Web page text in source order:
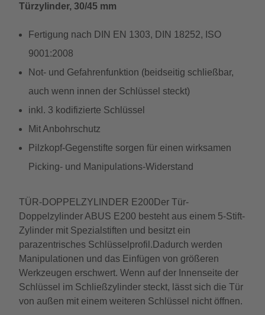
Türzylinder, 30/45 mm
Fertigung nach DIN EN 1303, DIN 18252, ISO
9001:2008
Not- und Gefahrenfunktion (beidseitig schließbar,
auch wenn innen der Schlüssel steckt)
inkl. 3 kodifizierte Schlüssel
Mit Anbohrschutz
Pilzkopf-Gegenstifte sorgen für einen wirksamen
Picking- und Manipulations-Widerstand
TÜR-DOPPELZYLINDER E200Der Tür-
Doppelzylinder ABUS E200 besteht aus einem 5-Stift-
Zylinder mit Spezialstiften und besitzt ein
parazentrisches Schlüsselprofil.Dadurch werden
Manipulationen und das Einfügen von größeren
Werkzeugen erschwert. Wenn auf der Innenseite der
Schlüssel im Schließzylinder steckt, lässt sich die Tür
von außen mit einem weiteren Schlüssel nicht öffnen.